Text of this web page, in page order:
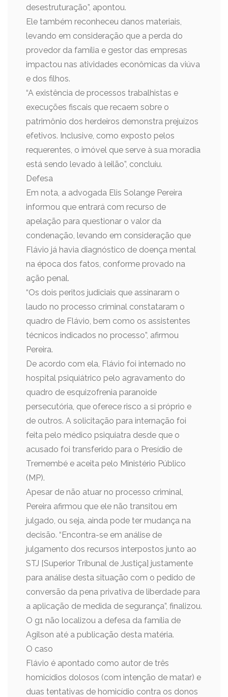
desestruturação”, apontou.
Ele também reconheceu danos materiais,
levando em consideração que a perda do
provedor da família e gestor das empresas
impactou nas atividades econômicas da viúva
e dos filhos.
“A existência de processos trabalhistas e
execuções fiscais que recaem sobre o
patrimônio dos herdeiros demonstra prejuízos
efetivos. Inclusive, como exposto pelos
requerentes, o imóvel que serve à sua moradia
está sendo levado à leilão”, concluiu.
Defesa
Em nota, a advogada Elis Solange Pereira
informou que entrará com recurso de
apelação para questionar o valor da
condenação, levando em consideração que
Flávio já havia diagnóstico de doença mental
na época dos fatos, conforme provado na
ação penal.
“Os dois peritos judiciais que assinaram o
laudo no processo criminal constataram o
quadro de Flávio, bem como os assistentes
técnicos indicados no processo”, afirmou
Pereira.
De acordo com ela, Flávio foi internado no
hospital psiquiátrico pelo agravamento do
quadro de esquizofrenia paranoide
persecutória, que oferece risco a si próprio e
de outros. A solicitação para internação foi
feita pelo médico psiquiatra desde que o
acusado foi transferido para o Presídio de
Tremembé e aceita pelo Ministério Público
(MP).
Apesar de não atuar no processo criminal,
Pereira afirmou que ele não transitou em
julgado, ou seja, ainda pode ter mudança na
decisão. “Encontra-se em análise de
julgamento dos recursos interpostos junto ao
STJ [Superior Tribunal de Justiça] justamente
para análise desta situação com o pedido de
conversão da pena privativa de liberdade para
a aplicação de medida de segurança”, finalizou.
O g1 não localizou a defesa da família de
Agilson até a publicação desta matéria.
O caso
Flávio é apontado como autor de três
homicídios dolosos (com intenção de matar) e
duas tentativas de homicídio contra os donos